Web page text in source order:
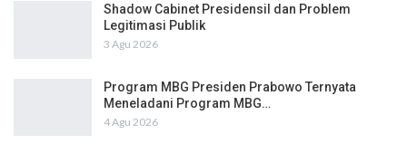
Shadow Cabinet Presidensil dan Problem
Legitimasi Publik
3 Agu 2026
Program MBG Presiden Prabowo Ternyata
Meneladani Program MBG…
4 Agu 2026